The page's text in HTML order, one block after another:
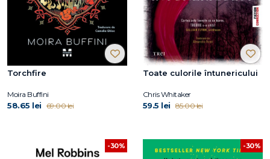
Torchfire
Moira Buffini
58.65 lei 69.00 lei
Toate culorile întunericului
Chris Whitaker
59.5 lei 85.00 lei
-30% -30%